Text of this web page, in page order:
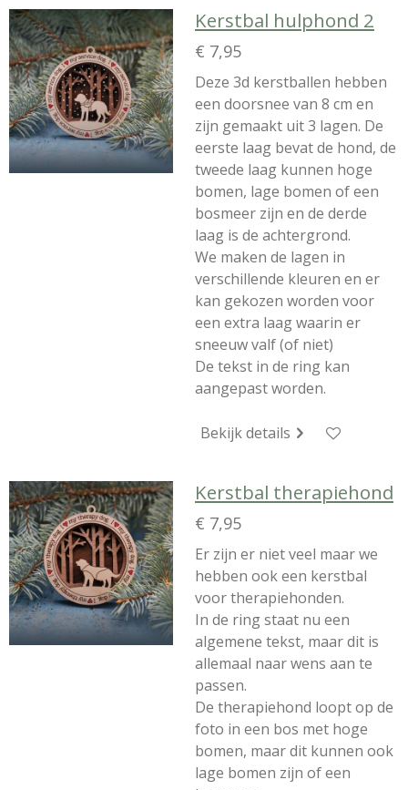
Kerstbal hulphond 2
€ 7,95
Deze 3d kerstballen hebben
een doorsnee van 8 cm en
zijn gemaakt uit 3 lagen. De
eerste laag bevat de hond, de
tweede laag kunnen hoge
bomen, lage bomen of een
bosmeer zijn en de derde
laag is de achtergrond.
We maken de lagen in
verschillende kleuren en er
kan gekozen worden voor
een extra laag waarin er
sneeuw valf (of niet)
De tekst in de ring kan
aangepast worden.
Bekijk details
Kerstbal therapiehond
€ 7,95
Er zijn er niet veel maar we
hebben ook een kerstbal
voor therapiehonden.
In de ring staat nu een
algemene tekst, maar dit is
allemaal naar wens aan te
passen.
De therapiehond loopt op de
foto in een bos met hoge
bomen, maar dit kunnen ook
lage bomen zijn of een